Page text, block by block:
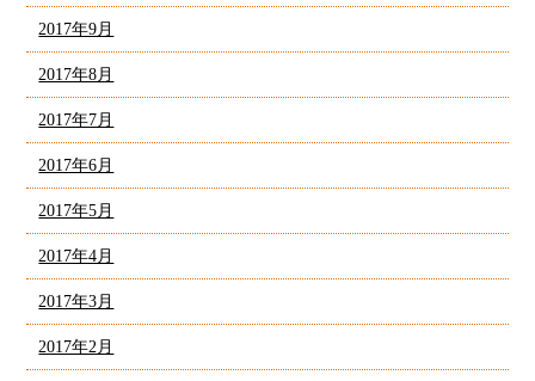
2017年9月
2017年8月
2017年7月
2017年6月
2017年5月
2017年4月
2017年3月
2017年2月